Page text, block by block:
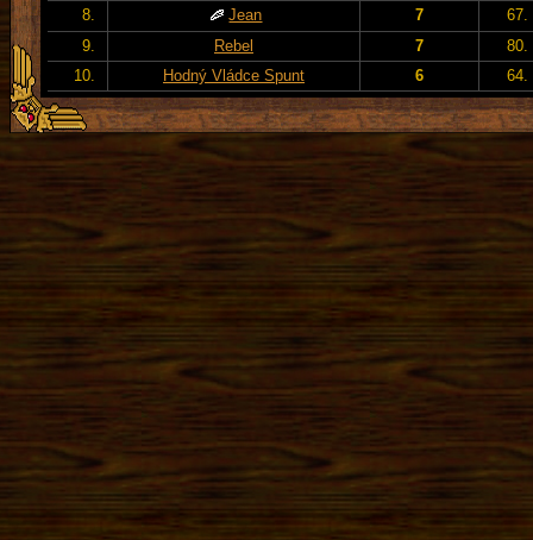
8.
Jean 7
67.
9.
Rebel 7
80.
10.
Hodný Vládce Spunt 6 64.